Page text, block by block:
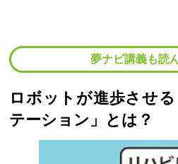
夢ナビ講義も読
ロボットが進歩させ
テーション」とは？